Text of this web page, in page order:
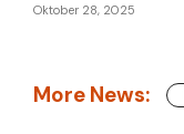
Oktober 28, 2025
More News: